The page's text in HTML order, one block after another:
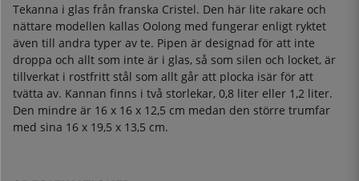
Tekanna i glas från franska Cristel. Den här lite rakare och
nättare modellen kallas Oolong med fungerar enligt ryktet
även till andra typer av te. Pipen är designad för att inte
droppa och allt som inte är i glas, så som silen och locket, är
tillverkat i rostfritt stål som allt går att plocka isär för att
tvätta av. Kannan finns i två storlekar, 0,8 liter eller 1,2 liter.
Den mindre är 16 x 16 x 12,5 cm medan den större trumfar
med sina 16 x 19,5 x 13,5 cm.